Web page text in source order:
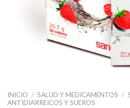
INICIO / SALUD Y MEDICAMENTOS /
ANTIDIARREICOS Y SUEROS